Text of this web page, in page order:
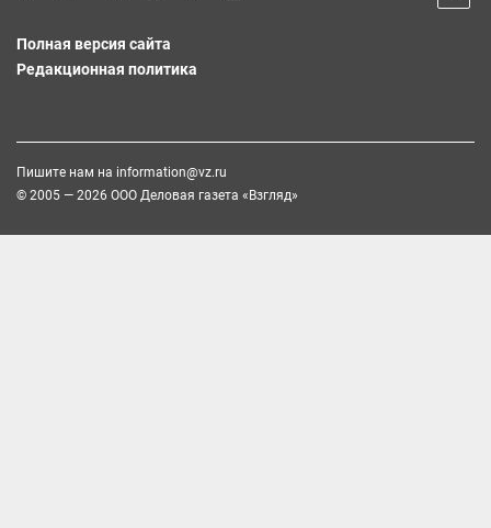
Полная версия сайта
Редакционная политика
Пишите нам на information@vz.ru
© 2005 — 2026 ООО Деловая газета «Взгляд»